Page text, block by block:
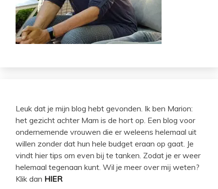
Leuk dat je mijn blog hebt gevonden. Ik ben Marion:
het gezicht achter Mam is de hort op. Een blog voor
ondernemende vrouwen die er weleens helemaal uit
willen zonder dat hun hele budget eraan op gaat. Je
vindt hier tips om even bij te tanken. Zodat je er weer
helemaal tegenaan kunt. Wil je meer over mij weten?
Klik dan HIER